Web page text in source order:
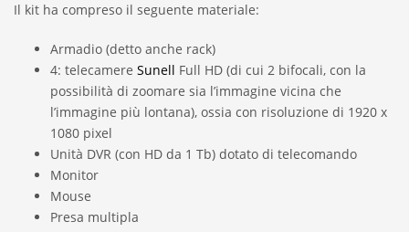
Il kit ha compreso il seguente materiale:
Armadio (detto anche rack)
4: telecamere Sunell Full HD (di cui 2 bifocali, con la
possibilità di zoomare sia l’immagine vicina che
l’immagine più lontana), ossia con risoluzione di 1920 x
1080 pixel
Unità DVR (con HD da 1 Tb) dotato di telecomando
Monitor
Mouse
Presa multipla